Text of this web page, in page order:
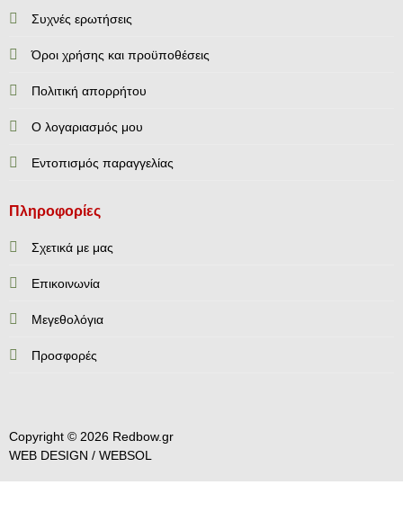
Συχνές ερωτήσεις
Όροι χρήσης και προϋποθέσεις
Πολιτική απορρήτου
Ο λογαριασμός μου
Εντοπισμός παραγγελίας
Πληροφορίες
Σχετικά με μας
Επικοινωνία
Mεγεθολόγια
Προσφορές
Copyright © 2026 Redbow.gr
WEB DESIGN / WEBSOL